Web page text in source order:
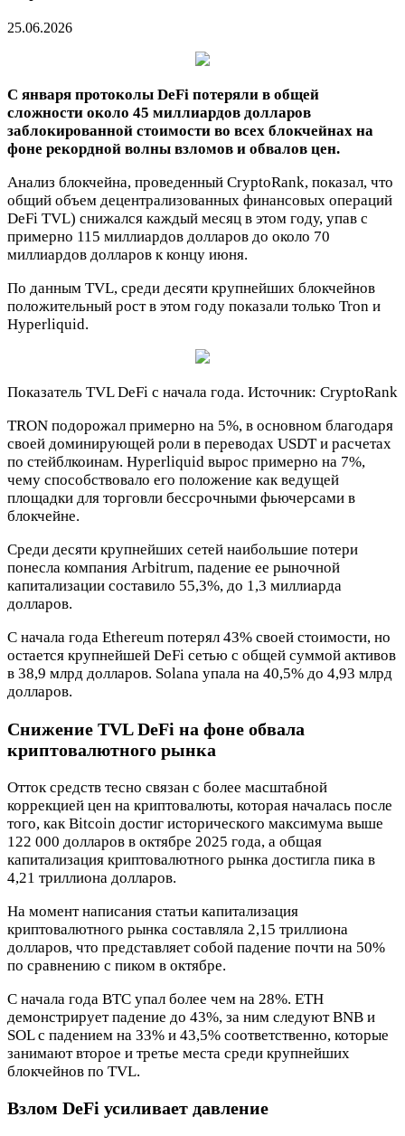
25.06.2026
С января протоколы DeFi потеряли в общей
сложности около 45 миллиардов долларов
заблокированной стоимости во всех блокчейнах на
фоне рекордной волны взломов и обвалов цен.
Анализ блокчейна, проведенный CryptoRank, показал, что
общий объем децентрализованных финансовых операций
DeFi TVL) снижался каждый месяц в этом году, упав с
примерно 115 миллиардов долларов до около 70
миллиардов долларов к концу июня.
По данным TVL, среди десяти крупнейших блокчейнов
положительный рост в этом году показали только Tron и
Hyperliquid.
Показатель TVL DeFi с начала года. Источник: CryptoRank
TRON подорожал примерно на 5%, в основном благодаря
своей доминирующей роли в переводах USDT и расчетах
по стейблкоинам. Hyperliquid вырос примерно на 7%,
чему способствовало его положение как ведущей
площадки для торговли бессрочными фьючерсами в
блокчейне.
Среди десяти крупнейших сетей наибольшие потери
понесла компания Arbitrum, падение ее рыночной
капитализации составило 55,3%, до 1,3 миллиарда
долларов.
С начала года Ethereum потерял 43% своей стоимости, но
остается крупнейшей DeFi сетью с общей суммой активов
в 38,9 млрд долларов. Solana упала на 40,5% до 4,93 млрд
долларов.
Снижение TVL DeFi на фоне обвала
криптовалютного рынка
Отток средств тесно связан с более масштабной
коррекцией цен на криптовалюты, которая началась после
того, как Bitcoin достиг исторического максимума выше
122 000 долларов в октябре 2025 года, а общая
капитализация криптовалютного рынка достигла пика в
4,21 триллиона долларов.
На момент написания статьи капитализация
криптовалютного рынка составляла 2,15 триллиона
долларов, что представляет собой падение почти на 50%
по сравнению с пиком в октябре.
С начала года BTC упал более чем на 28%. ETH
демонстрирует падение до 43%, за ним следуют BNB и
SOL с падением на 33% и 43,5% соответственно, которые
занимают второе и третье места среди крупнейших
блокчейнов по TVL.
Взлом DeFi усиливает давление